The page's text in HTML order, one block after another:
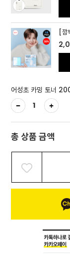
[깜
어성초 카밍 토너
총 상품 금액